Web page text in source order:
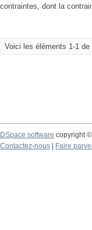
contraintes, dont la
Voici les éléments 1-1 de
DSpace software copyright
Contactez-nous
Faire